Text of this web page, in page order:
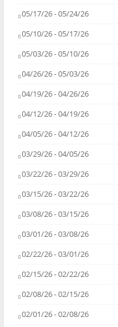
05/17/26 - 05/24/26
05/10/26 - 05/17/26
05/03/26 - 05/10/26
04/26/26 - 05/03/26
04/19/26 - 04/26/26
04/12/26 - 04/19/26
04/05/26 - 04/12/26
03/29/26 - 04/05/26
03/22/26 - 03/29/26
03/15/26 - 03/22/26
03/08/26 - 03/15/26
03/01/26 - 03/08/26
02/22/26 - 03/01/26
02/15/26 - 02/22/26
02/08/26 - 02/15/26
02/01/26 - 02/08/26